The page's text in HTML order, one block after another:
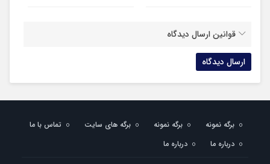
قوانین ارسال دیدگاه
برگه نمونه برگه نمونه برگه های سایت
تماس با ما
درباره ما
درباره ما